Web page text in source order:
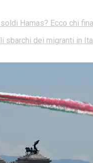
Hamas? Ecco chi
sbarchi dei migranti in